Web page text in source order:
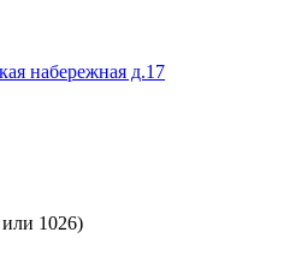
набережная д.17
1026)